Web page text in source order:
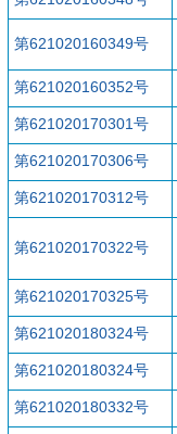
第621020160349号
第621020160352号
第621020170301号
第621020170306号
第621020170312号
第621020170322号
第621020170325号
第621020180324号
第621020180324号
第621020180332号